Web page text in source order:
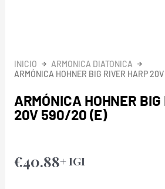
INICIO
ARMONICA DIATONICA
ARMÓNICA HOHNER BIG RIVER HARP
ARMÓNICA HOHNER
20V 590/20 (E)
€40.88+ IGI